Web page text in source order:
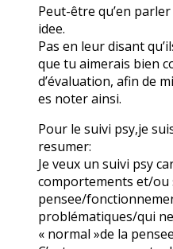
Peut-être qu’en
idee.
Pas en leur disant
que tu aimerais bien
d’évaluation, afin de
es noter ainsi.
Pour le suivi psy,je
resumer:
Je veux un suivi psy
comportements et/ou
pensee/
problématiques/qui
« normal »de la